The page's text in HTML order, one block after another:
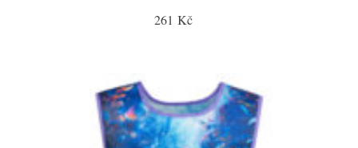
261 Kč